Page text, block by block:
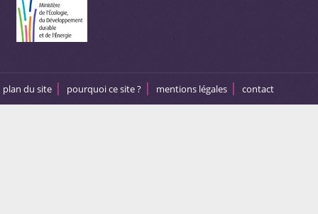
plan du site pourquoi ce site ? mentions légales contact